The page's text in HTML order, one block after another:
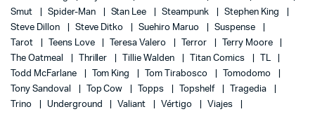
Smut
Spider-Man Stan Lee Steampunk
Stephen King
Steve Dillon
Steve Ditko Suehiro Maruo
Suspense
Tarot
Teens Love Teresa Valero Terror
Terry Moore
The Oatmeal
Thriller Tillie Walden Titan Comics
TL
Todd McFarlane
Tom King Tom Tirabosco
Tomodomo
Tony Sandoval
Top Cow Topps Topshelf
Tragedia
Trino
Underground Valiant Vértigo Viajes